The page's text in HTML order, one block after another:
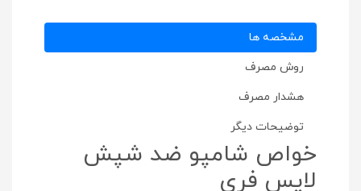
مشخصه ها
روش مصرف
هشدار مصرف
توضیحات دیگر
خواص شامپو ضد شپش
لایس فری